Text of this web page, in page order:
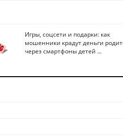
Игры, соцсети и подарки: как
мошенники крадут деньги
через смартфоны детей ...